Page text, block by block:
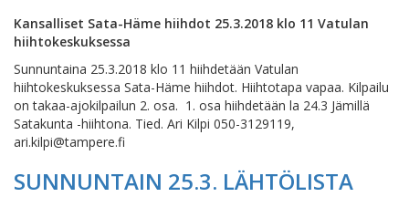
Kansalliset Sata-Häme hiihdot 25.3.2018 klo 11 Vatulan
hiihtokeskuksessa
Sunnuntaina 25.3.2018 klo 11 hiihdetään Vatulan
hiihtokeskuksessa Sata-Häme hiihdot. Hiihtotapa vapaa. Kilpailu
on takaa-ajokilpailun 2. osa. 1. osa hiihdetään la 24.3 Jämillä
Satakunta -hiihtona. Tied. Ari Kilpi 050-3129119,
ari.kilpi@tampere.fi
SUNNUNTAIN 25.3. LÄHTÖLISTA